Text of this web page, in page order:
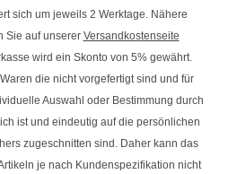
sich um jeweils 2 Werktage. Nähere
Sie auf unserer Versandkostenseite
wird ein Skonto von 5% gewährt.
die nicht vorgefertigt sind und für
Auswahl oder Bestimmung durch
ist und eindeutig auf die persönlichen
zugeschnitten sind. Daher kann das
je nach Kundenspezifikation nicht